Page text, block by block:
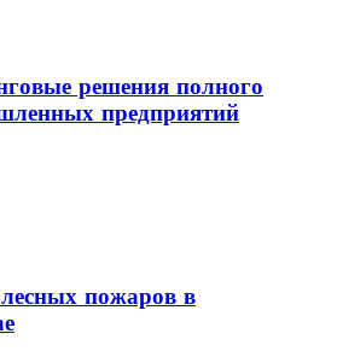
решения полного
предприятий
пожаров в